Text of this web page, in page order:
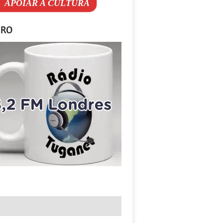
APOIAR A CULTURA